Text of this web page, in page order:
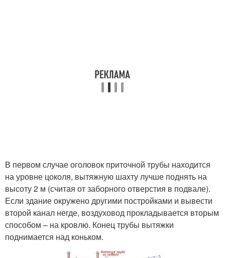
В первом случае оголовок приточной трубы находится
на уровне цоколя, вытяжную шахту лучше поднять на
высоту 2 м (считая от заборного отверстия в подвале).
Если здание окружено другими постройками и вывести
второй канал негде, воздуховод прокладывается вторым
способом – на кровлю. Конец трубы вытяжки
поднимается над коньком.